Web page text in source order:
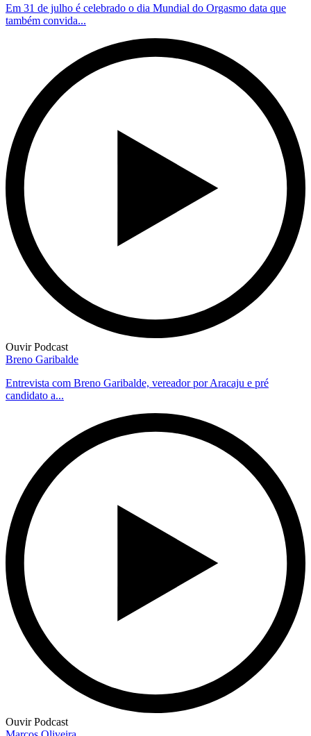
Em 31 de julho é celebrado o dia Mundial do Orgasmo data que
também convida...
Ouvir Podcast
Breno Garibalde
Entrevista com Breno Garibalde, vereador por Aracaju e pré
candidato a...
Ouvir Podcast